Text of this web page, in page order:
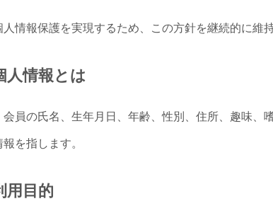
情報保護を実現するため、この方針を継続的に維
情報とは
員の氏名、生年月日、年齢、性別、住所、趣味
を指します。
目的